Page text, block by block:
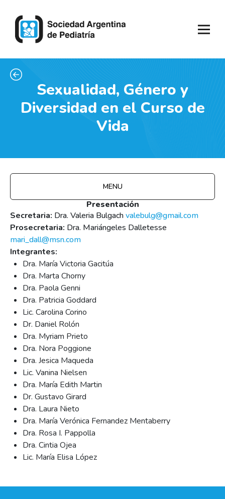
Sexualidad, Género y
Diversidad en el Curso de
Vida
MENU
Presentación
Secretaria: Dra. Valeria Bulgachvalebulg@gmail.com
Prosecretaria: Dra. Mariángeles Dalletesse
mari_dall@msn.com
Integrantes:
Dra. María Victoria Gacitúa
Dra. Marta Chorny
Dra. Paola Genni
Dra. Patricia Goddard
Lic. Carolina Corino
Dr. Daniel Rolón
Dra. Myriam Prieto
Dra. Nora Poggione
Dra. Jesica Maqueda
Lic. Vanina Nielsen
Dra. María Edith Martin
Dr. Gustavo Girard
Dra. Laura Nieto
Dra. María Verónica Fernandez Mentaberry
Dra. Rosa I. Pappolla
Dra. Cintia Ojea
Lic. María Elisa López